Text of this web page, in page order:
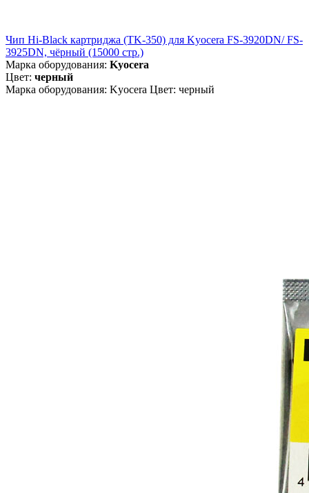
Чип Hi-Black картриджа (TK-350) для Kyocera FS-3920DN/ FS-
3925DN, чёрный (15000 стр.)
Марка оборудования: Kyocera
Цвет: черный
Марка оборудования: Kyocera Цвет: черный